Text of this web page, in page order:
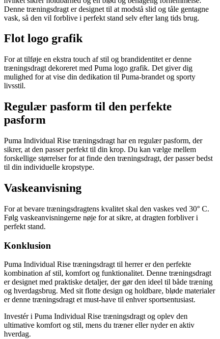
Denne træningsdragt er designet til at modstå slid og tåle gentagne
vask, så den vil forblive i perfekt stand selv efter lang tids brug.
Flot logo grafik
For at tilføje en ekstra touch af stil og brandidentitet er denne
træningsdragt dekoreret med Puma logo grafik. Det giver dig
mulighed for at vise din dedikation til Puma-brandet og sporty
livsstil.
Regulær pasform til den perfekte
pasform
Puma Individual Rise træningsdragt har en regulær pasform, der
sikrer, at den passer perfekt til din krop. Du kan vælge mellem
forskellige størrelser for at finde den træningsdragt, der passer bedst
til din individuelle kropstype.
Vaskeanvisning
For at bevare træningsdragtens kvalitet skal den vaskes ved 30° C.
Følg vaskeanvisningerne nøje for at sikre, at dragten forbliver i
perfekt stand.
Konklusion
Puma Individual Rise træningsdragt til herrer er den perfekte
kombination af stil, komfort og funktionalitet. Denne træningsdragt
er designet med praktiske detaljer, der gør den ideel til både træning
og hverdagsbrug. Med sit flotte design og holdbare, bløde materialer
er denne træningsdragt et must-have til enhver sportsentusiast.
Investér i Puma Individual Rise træningsdragt og oplev den
ultimative komfort og stil, mens du træner eller nyder en aktiv
hverdag.